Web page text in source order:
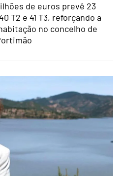
de euros prevê 23
T2 e 41 T3, reforçando a
no concelho de